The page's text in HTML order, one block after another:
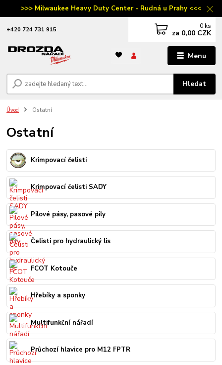
>>> Milwaukee Heavy Duty Center - Rudná u Prahy <<<
Menu
Hledat
‭+420 724 731 915 0 ks
za 0,00 CZK
Úvod Ostatní
Ostatní
Krimpovací čelisti
Krimpovací čelisti SADY
Pilové pásy, pasové pily
Čelisti pro hydraulický lis
FCOT Kotouče
Hřebíky a sponky
Multifunkční nářadí
Průchozí hlavice pro M12 FPTR